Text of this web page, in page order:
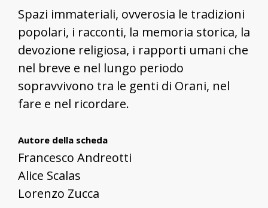
Spazi immateriali, ovverosia le tradizioni
popolari, i racconti, la memoria storica, la
devozione religiosa, i rapporti umani che
nel breve e nel lungo periodo
sopravvivono tra le genti di Orani, nel
fare e nel ricordare.
Autore della scheda
Francesco Andreotti
Alice Scalas
Lorenzo Zucca